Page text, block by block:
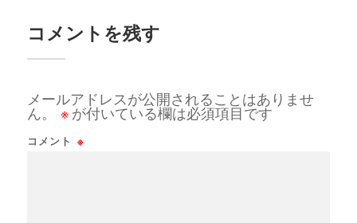
コメントを残す
メールアドレスが公開されることはありませ
ん。
※ が付いている欄は必須項目です
コメント ※